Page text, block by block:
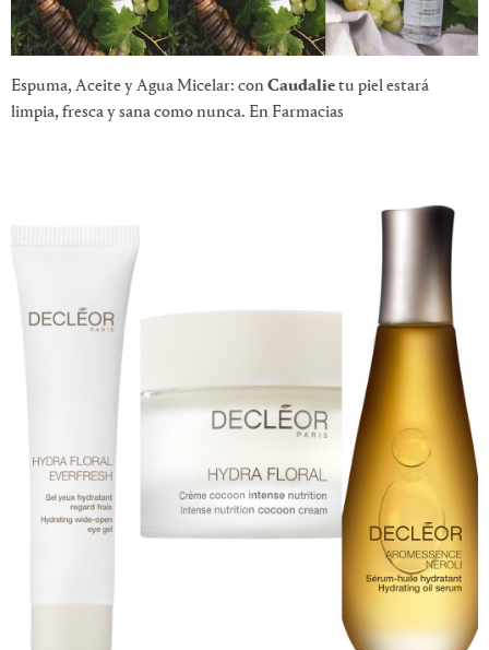
Espuma, Aceite y Agua Micelar: conCaudalietu piel estará
limpia, fresca y sana como nunca. En Farmacias